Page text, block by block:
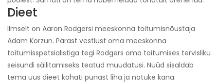
Dieet
Ilmselt on Aaron Rodgersi meeskonna toitumisnõustaja
Adam Korzun. Pärast vestlust oma meeskonna
toitumisspetsialistiga tegi Rodgers oma toitumises tervisliku
seisundi säilitamiseks teatud muudatusi. Nüüd sisaldab
tema uus dieet kohati punast liha ja natuke kana.